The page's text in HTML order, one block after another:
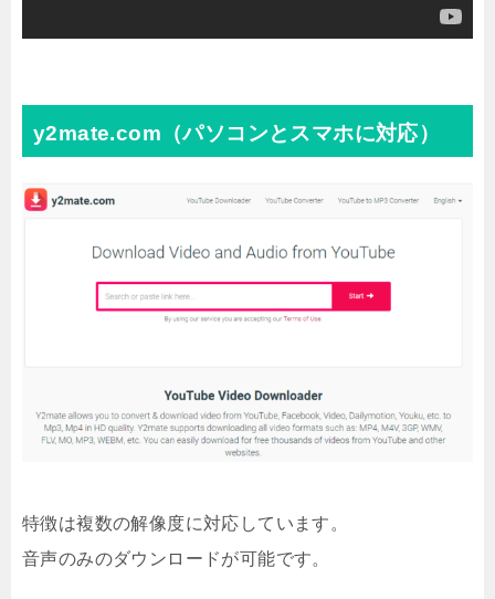
y2mate.com（パソコンとスマホに対応）
特徴は複数の解像度に対応しています。
音声のみのダウンロードが可能です。